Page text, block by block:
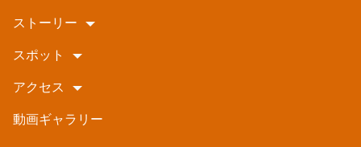
ストーリー
スポット
アクセス
動画ギャラリー